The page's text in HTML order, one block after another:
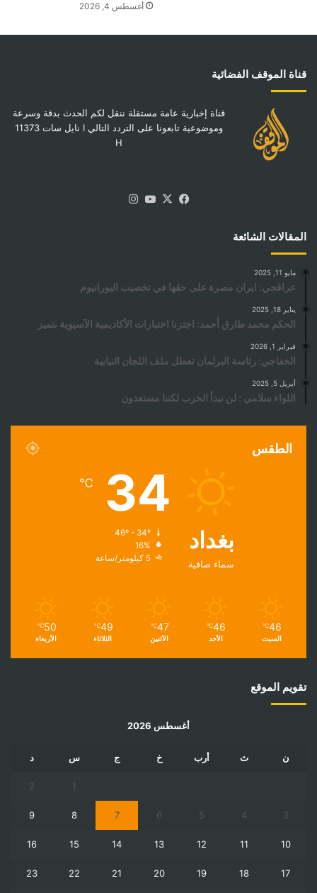
أغسطس 4, 2026
قناة الموقف الفضائية
قناة إخبارية عامة مستقلة ننقل لكم الحدث بدقة وسرعة
وموضوعية تابعونا على التردد التالي I نايل سات 11373
H
فيسبوك
‫X
‫YouTube
المقالات الشائعة
مايو 11, 2025
عراقجي: ايران مصرة على حقها في تخصيب اليورانيوم
يناير 18, 2025
الحكم محمد طارق أحمد: اجتزنا اختبارات الأكاديمية الآسيوية بتميز
فبراير 1, 2026
الخفاجي: رئاسة البرلمان تعطل ملف اللجان النيابية
أبريل 5, 2025
اللواء سلامي : لن نبدأ الحرب لكننا مستعدون
الطقس
بغداد
سماء صافية
34
℃
16%
5 كيلومتر/ساعة
46
℃
السبت
46
℃
الأحد
47
℃
الأثنين
49
℃
الثلاثاء
50
℃
الأربعاء
تقويم الموقع
أغسطس 2026
ن ث أرب خ ج س د
1
2
3
4
5
6
7
8
9
10
11
12
13
14
15
16
17
18
19
20
21
22
23